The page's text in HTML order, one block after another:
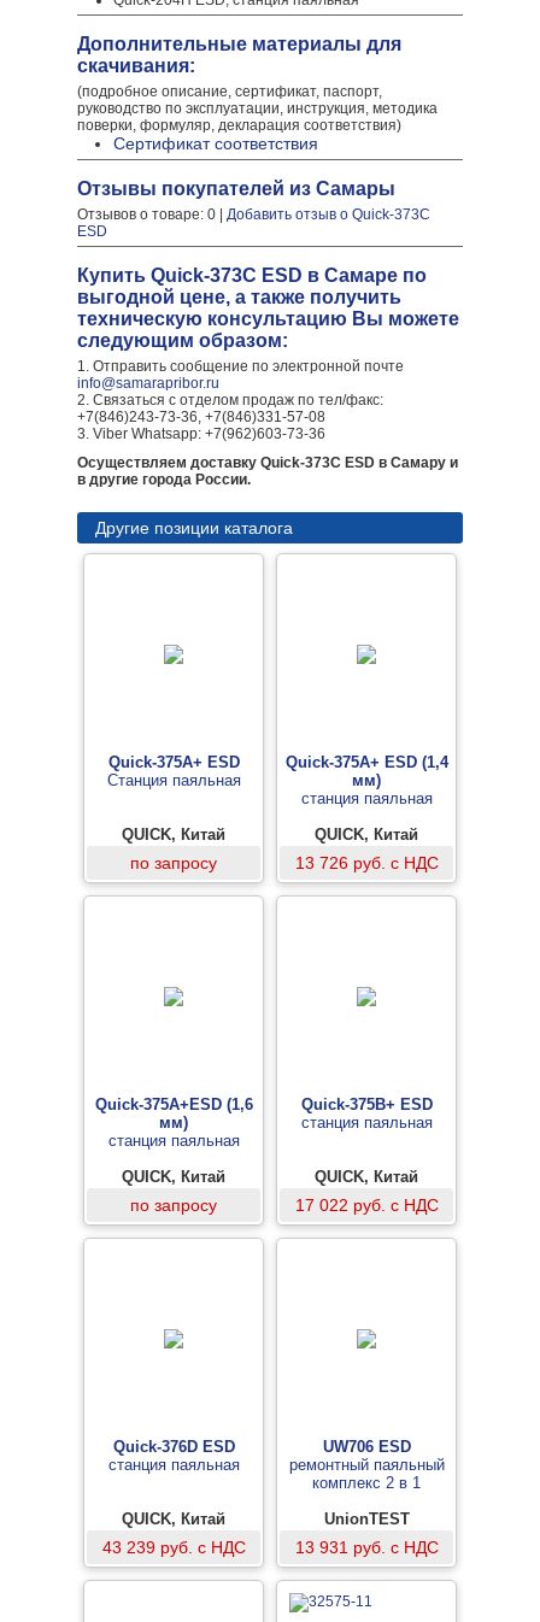
Дополнительные материалы для
скачивания:
(подробное описание, сертификат, паспорт,
руководство по эксплуатации, инструкция, методика
поверки, формуляр, декларация соответствия)
Сертификат соответствия
Отзывы покупателей из Самары
Отзывов о товаре: 0 | Добавить отзыв о Quick-373C
ESD
Купить Quick-373C ESD в Самаре по
выгодной цене, а также получить
техническую консультацию Вы можете
следующим образом:
1. Отправить сообщение по электронной почте
info@samarapribor.ru
2. Связаться с отделом продаж по тел/факс:
+7(846)243-73-36, +7(846)331-57-08
3. Viber Whatsapp: +7(962)603-73-36
Осуществляем доставку Quick-373C ESD в Самару и
в другие города России.
Другие позиции каталога
Quick-375A+ ESD
Станция паяльная
QUICK, Китай
по запросу
Quick-375A+ ESD (1,4
мм)
станция паяльная
QUICK, Китай
13 726 руб. с НДС
Quick-375A+ESD (1,6
мм)
станция паяльная
QUICK, Китай
по запросу
Quick-375B+ ESD
станция паяльная
QUICK, Китай
17 022 руб. с НДС
Quick-376D ESD
станция паяльная
QUICK, Китай
43 239 руб. с НДС
UW706 ESD
ремонтный паяльный
комплекс 2 в 1
UnionTEST
13 931 руб. с НДС